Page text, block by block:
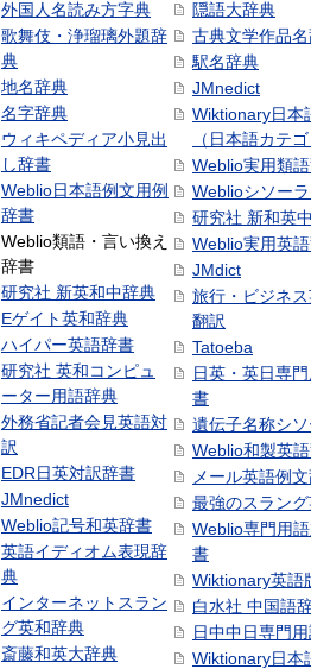
外国人名読み方字典
歌舞伎・浄瑠璃外題辞
典
地名辞典
名字辞典
ウィキペディア小見出
し辞書
Weblio日本語例文用例
辞書
Weblio類語・言い換え
辞書
研究社 新英和中辞典
Eゲイト英和辞典
ハイパー英語辞書
研究社 英和コンピュ
ーター用語辞典
外務省記者会見英語対
訳
EDR日英対訳辞書
JMnedict
Weblio記号和英辞書
英語イディオム表現辞
典
インターネットスラン
グ英和辞典
斎藤和英大辞典
隠語大辞典
古典文学作品
駅名辞典
JMnedict
Wiktionary日本
（日本語カテ
Weblio実用類
Weblioシソー
研究社 新和英
Weblio実用英
JMdict
旅行・ビジネ
翻訳
Tatoeba
日英・英日専
書
遺伝子名称シ
Weblio和製英
メール英語例
最強のスラン
Weblio専門用
書
Wiktionary英語
白水社 中国語
日中中日専門
Wiktionary日本